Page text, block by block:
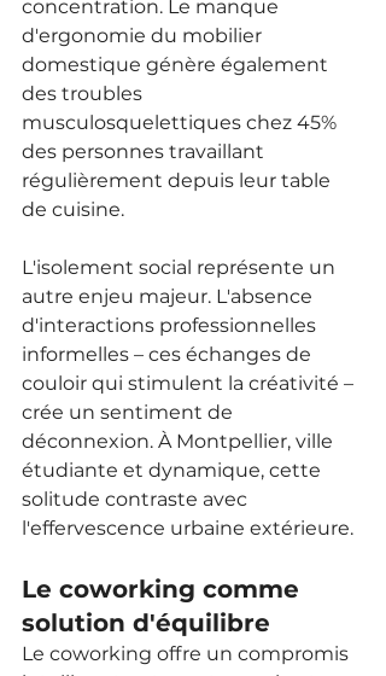
concentration. Le manque
d'ergonomie du mobilier
domestique génère également
des troubles
musculosquelettiques chez 45%
des personnes travaillant
régulièrement depuis leur table
de cuisine.
L'isolement social représente un
autre enjeu majeur. L'absence
d'interactions professionnelles
informelles – ces échanges de
couloir qui stimulent la créativité –
crée un sentiment de
déconnexion. À Montpellier, ville
étudiante et dynamique, cette
solitude contraste avec
l'effervescence urbaine extérieure.
Le coworking comme
solution d'équilibre
Le coworking offre un compromis